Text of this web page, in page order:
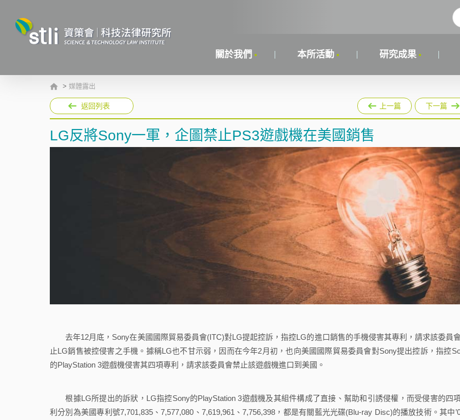
關於我們 本所活動 研究成果
> 媒體露出
返回列表 上一篇 下一篇
LG反將Sony一軍，企圖禁止PS3遊戲機在美國銷售
去年12月底，Sony在美國國際貿易委員會(ITC)對LG提起控訴，指控LG的進口銷售的手機侵害其專利，請求該委員
止LG銷售被控侵害之手機。據稱LG也不甘示弱，因而在今年2月初，也向美國國際貿易委員會對Sony提出控訴，指控
的PlayStation 3遊戲機侵害其四項專利，請求該委員會禁止該遊戲機進口到美國。
根據LG所提出的訴狀，LG指控Sony的PlayStation 3遊戲機及其組件構成了直接、幫助和引誘侵權，而受侵害的四
利分別為美國專利號7,701,835、7,577,080、7,619,961、7,756,398，都是有關藍光光碟(Blu-ray Disc)的播放技術。其中